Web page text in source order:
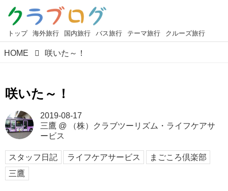
トップ 海外旅行 国内旅行 バス旅行 テーマ旅行 クルーズ旅行
HOME 咲いた～！
咲いた～！
2019-08-17
三鷹 @
（株）クラブツーリズム・ライフケアサ
ービス
スタッフ日記 ライフケアサービス
まごころ倶楽部
三鷹